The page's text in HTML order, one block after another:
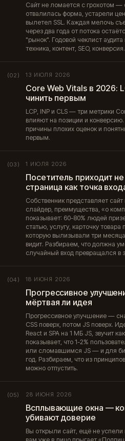
Сайт не ломается с грохотом —
отвалилась форма, устарели
вылетел SSL. Каждая мелочь
через два года от потока
"рынок". Годовой чеклист
техника, контент, SEO, конверсия.
(02) 13 ИЮЛЯ 2026
Core Web Vitals в 2026:
чинить первым
LCP, INP и CLS — три метрики
влияют на позиции и
причины плохих оценок и
первым.
(03) 1 ИЮЛЯ 2026
Посетитель приходит
страница как точка
Собственник представляет сайт
слайдер, преимущества, «о
показывает: 60-80% людей
статью, услугу, карточку товара
которую вылизывали три
видит. Разбираем, что должна
случайный вход превращался в
(04) 18 ИЮНЯ 2026
Прогрессивное
мёртвая ли идея
Прогрессивное улучшение —
CSS поверх, потом JS поверх.
React и SPA на 1 МБ JS, звучит
показывает, что 1-2%
или сломавшимся JS — и для
год. Разбираем, что из
можно отпустить.
(05) 28 ИЮНЯ 2026
Всплывающие окна —
убивают доверие
Вы открыли сайт, ещё не успели